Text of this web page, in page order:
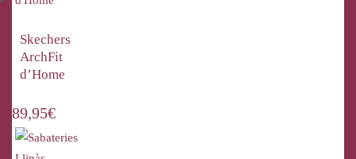
Skechers
ArchFit
d’Home
89,95€